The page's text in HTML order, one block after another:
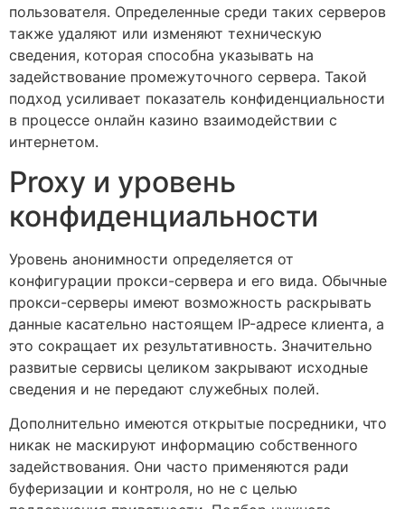
пользователя. Определенные среди таких серверов
также удаляют или изменяют техническую
сведения, которая способна указывать на
задействование промежуточного сервера. Такой
подход усиливает показатель конфиденциальности
в процессе онлайн казино взаимодействии с
интернетом.
Proxy и уровень
конфиденциальности
Уровень анонимности определяется от
конфигурации прокси-сервера и его вида. Обычные
прокси-серверы имеют возможность раскрывать
данные касательно настоящем IP-адресе клиента, а
это сокращает их результативность. Значительно
развитые сервисы целиком закрывают исходные
сведения и не передают служебных полей.
Дополнительно имеются открытые посредники, что
никак не маскируют информацию собственного
задействования. Они часто применяются ради
буферизации и контроля, но не с целью